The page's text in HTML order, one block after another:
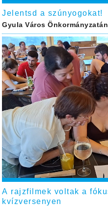
Jelentsd a szúnyogokat!
Gyula Város
A rajzfilmek voltak a
kvízversenyen